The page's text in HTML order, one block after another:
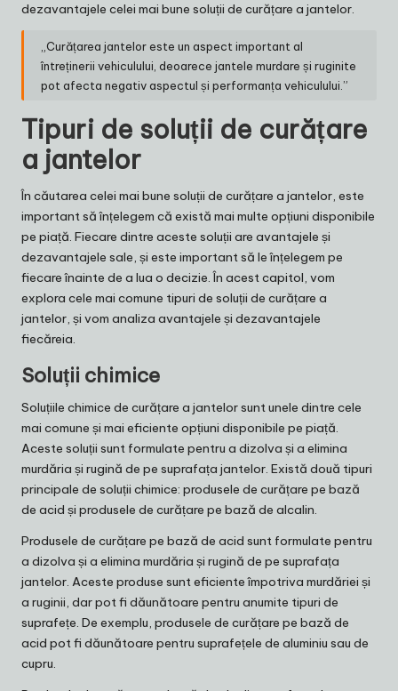
dezavantajele celei mai bune soluții de curățare a jantelor.
„Curățarea jantelor este un aspect important al
întreținerii vehiculului, deoarece jantele murdare și ruginite
pot afecta negativ aspectul și performanța vehiculului.”
Tipuri de soluții de curățare
a jantelor
În căutarea celei mai bune soluții de curățare a jantelor, este
important să înțelegem că există mai multe opțiuni disponibile
pe piață. Fiecare dintre aceste soluții are avantajele și
dezavantajele sale, și este important să le înțelegem pe
fiecare înainte de a lua o decizie. În acest capitol, vom
explora cele mai comune tipuri de soluții de curățare a
jantelor, și vom analiza avantajele și dezavantajele
fiecăreia.
Soluții chimice
Soluțiile chimice de curățare a jantelor sunt unele dintre cele
mai comune și mai eficiente opțiuni disponibile pe piață.
Aceste soluții sunt formulate pentru a dizolva și a elimina
murdăria și rugină de pe suprafața jantelor. Există două tipuri
principale de soluții chimice: produsele de curățare pe bază
de acid și produsele de curățare pe bază de alcalin.
Produsele de curățare pe bază de acid sunt formulate pentru
a dizolva și a elimina murdăria și rugină de pe suprafața
jantelor. Aceste produse sunt eficiente împotriva murdăriei și
a ruginii, dar pot fi dăunătoare pentru anumite tipuri de
suprafețe. De exemplu, produsele de curățare pe bază de
acid pot fi dăunătoare pentru suprafețele de aluminiu sau de
cupru.